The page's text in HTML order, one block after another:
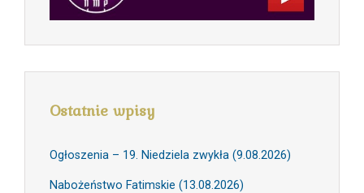
Ostatnie wpisy
Ogłoszenia – 19. Niedziela zwykła (9.08.2026)
Nabożeństwo Fatimskie (13.08.2026)